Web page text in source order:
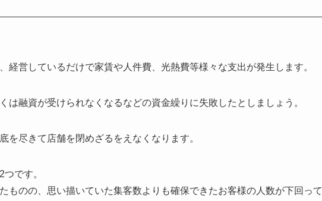
経営しているだけで家賃や人件費、光熱費等様々な支出が発生します。
は融資が受けられなくなるなどの資金繰りに失敗したとしましょう。
を尽きて店舗を閉めざるをえなくなります。
です。
ものの、思い描いていた集客数よりも確保できたお客様の人数が下回って